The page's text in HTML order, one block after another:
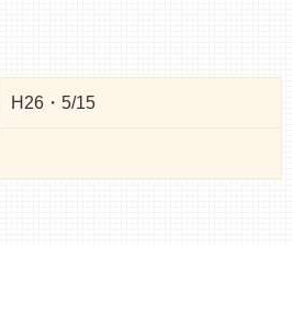
H26・5/15